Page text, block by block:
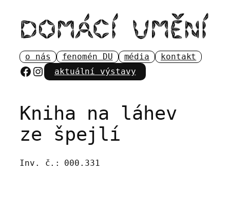
obsah
o nás fenomén DU média kontakt
Facebook
Instagram
aktuální výstavy
Kniha na láhev
ze špejlí
Inv. č.: 000.331